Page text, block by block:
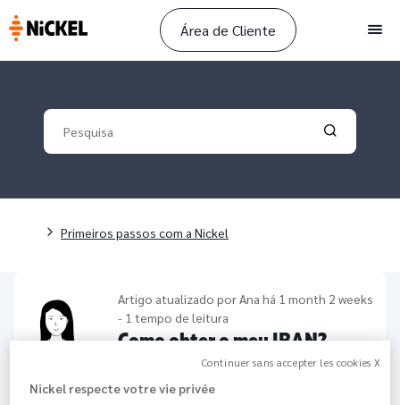
Área de Cliente
Your search
Validate
Navegação estrutural
Primeiros passos com a Nickel
Artigo atualizado porAna há 1 month 2 weeks
- 1 tempo de leitura
Como obter o meu IBAN?
Continuer sans accepter les cookies X
Nickel respecte votre vie privée